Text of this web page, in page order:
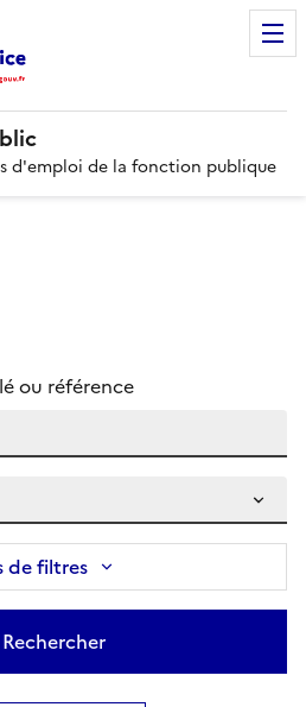
d'emploi de la fonction publique
ou référence
de filtres
Rechercher